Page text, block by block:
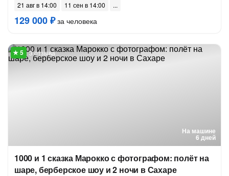
21 авг в 14:00 11 сен в 14:00
129 000 ₽за человека
На машине
6 дней
3 отзыва
1000 и 1 сказка Марокко с фотографом: полёт на
шаре, берберское шоу и 2 ночи в Сахаре